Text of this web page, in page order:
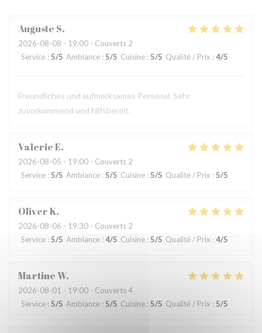
Auguste S
2026-08-08 - 19:00 - Couverts 2
Service : 5/5 Ambiance : 5/5 Cuisine : 5/5 Qualité / Prix : 4/5
Freundliches und aufmerksames Personal. Sehr
zuvorkommend und hilfsbereit.
ValerieE
2026-08-05 - 19:00 - Couverts 2
Service : 5/5 Ambiance : 5/5 Cuisine : 5/5 Qualité / Prix : 5/5
OliverK
2026-08-06 - 19:30 - Couverts 2
Service : 5/5 Ambiance :4/5 Cuisine :5/5 Qualité / Prix : 4/5
MartineW
2026-08-01 - 19:00 - Couverts 4
Service : 5/5 Ambiance : 5/5 Cuisine : 5/5 Qualité / Prix : 5/5